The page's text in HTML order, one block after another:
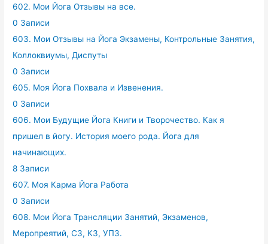
602. Мои Йога Отзывы на все.
0 Записи
603. Мои Отзывы на Йога Экзамены, Контрольные Занятия,
Коллоквиумы, Диспуты
0 Записи
605. Моя Йога Похвала и Извенения.
0 Записи
606. Мои Будущие Йога Книги и Творочество. Как я
пришел в йогу. История моего рода. Йога для
начинающих.
8 Записи
607. Моя Карма Йога Работа
0 Записи
608. Мои Йога Трансляции Занятий, Экзаменов,
Меропреятий, СЗ, КЗ, УПЗ.